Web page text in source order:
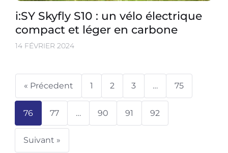
i:SY Skyfly S10 : un vélo électrique
compact et léger en carbone
14 FÉVRIER 2024
« Précedent 1 2 3 … 75
76 77 … 90 91 92
Suivant »